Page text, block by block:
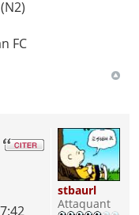
FC
stbaurl
Attaquant